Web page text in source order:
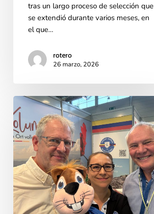
tras un largo proceso de selección que
se extendió durante varios meses, en
el que…
rotero
26 marzo, 2026